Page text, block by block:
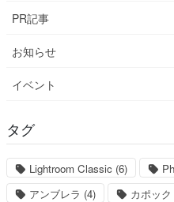
PR記事
お知らせ
イベント
タグ
Lightroom Classic (6)
アンブレラ (4) カポック